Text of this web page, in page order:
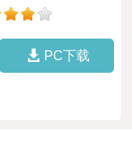
PC下载